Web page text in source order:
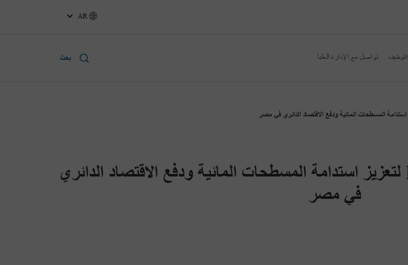
AR
التوظيف تواصل مع الإدارة العليا بحث
أليانز بمصر تتعاون مع Enaleia لتعزيز استدامة المسطحات المائية ودفع الاقتصاد الدائري
في مصر